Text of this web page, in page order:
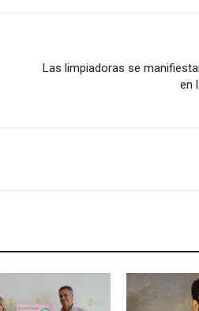
Las limpiadoras se
en